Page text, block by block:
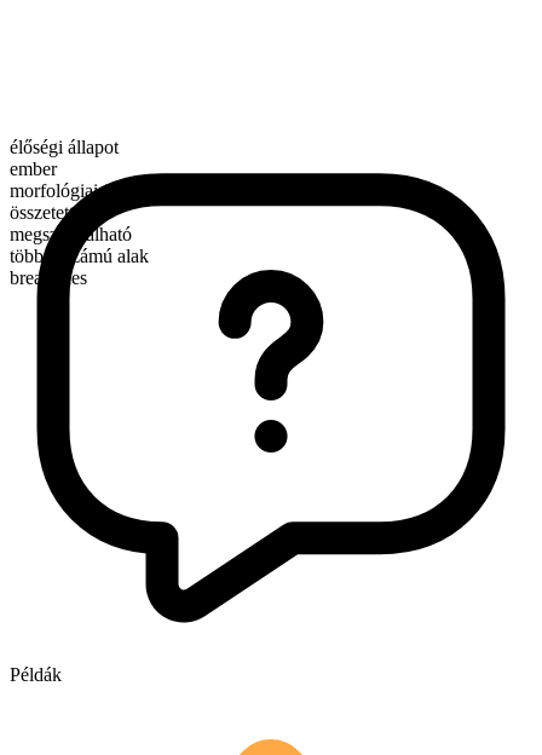
élőségi állapot
ember
morfológiai összetétel
összetett
megszámlálható
többes számú alak
breadlines
Példák